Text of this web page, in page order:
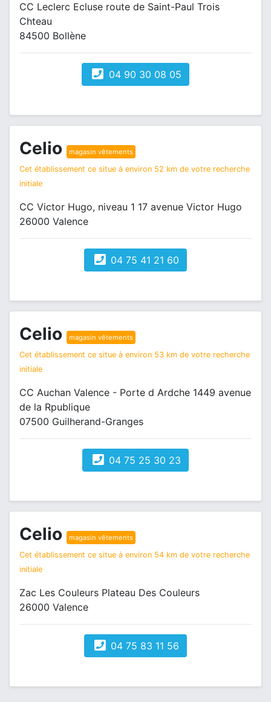
CC Leclerc Ecluse route de Saint-Paul Trois
Chteau
84500 Bollène
04 90 30 08 05
Celio magasin vêtements
Cet établissement ce situe à environ 52 km de votre recherche
initiale
CC Victor Hugo, niveau 1 17 avenue Victor Hugo
26000 Valence
04 75 41 21 60
Celio magasin vêtements
Cet établissement ce situe à environ 53 km de votre recherche
initiale
CC Auchan Valence - Porte d Ardche 1449 avenue
de la Rpublique
07500 Guilherand-Granges
04 75 25 30 23
Celio magasin vêtements
Cet établissement ce situe à environ 54 km de votre recherche
initiale
Zac Les Couleurs Plateau Des Couleurs
26000 Valence
04 75 83 11 56